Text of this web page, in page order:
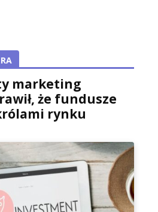
marketing
że fundusze
rynku